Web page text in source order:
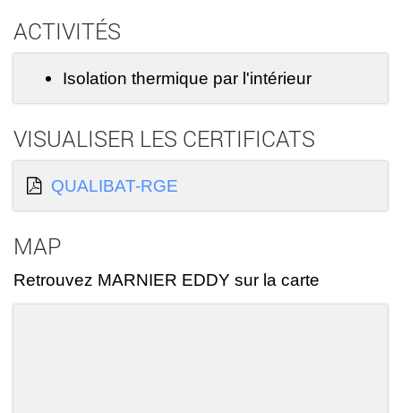
ACTIVITÉS
Isolation thermique par l'intérieur
VISUALISER LES CERTIFICATS
QUALIBAT-RGE
MAP
Retrouvez MARNIER EDDY sur la carte